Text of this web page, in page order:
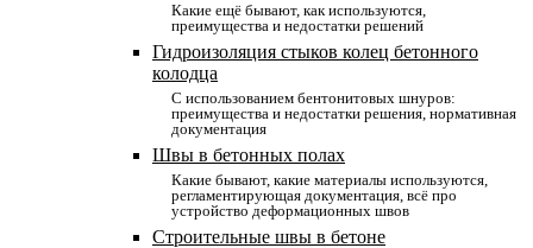
Какие ещё бывают, как используются,
преимущества и недостатки решений
Гидроизоляция стыков колец бетонного
колодца
С использованием бентонитовых шнуров:
преимущества и недостатки решения, нормативная
документация
Швы в бетонных полах
Какие бывают, какие материалы используются,
регламентирующая документация, всё про
устройство деформационных швов
Строительные швы в бетоне